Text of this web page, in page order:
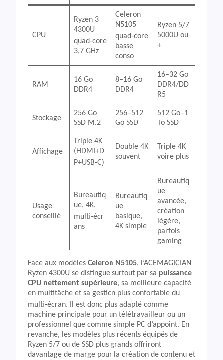
CPU
Ryzen 3
4300U
quad‑core
3,7 GHz
Celeron
N5105
quad‑core
basse
conso
Ryzen 5/7
5000U ou
+
RAM
16 Go
DDR4
8–16 Go
DDR4
16–32 Go
DDR4/DD
R5
Stockage
256 Go
SSD M.2
256–512
Go SSD
512 Go–1
To SSD
Affichage
Triple 4K
(HDMI+D
P+USB‑C)
Double 4K
souvent
Triple 4K
voire plus
Usage
conseillé
Bureautiq
ue, 4K,
multi‑écr
ans
Bureautiq
ue
basique,
4K simple
Bureautiq
ue
avancée,
création
légère,
parfois
gaming
Face aux modèles Celeron N5105, l’ACEMAGICIAN
Ryzen 4300U se distingue surtout par sa puissance
CPU nettement supérieure, sa meilleure capacité
en multitâche et sa gestion plus confortable du
multi‑écran. Il est donc plus adapté comme
machine principale pour un télétravailleur ou un
professionnel que comme simple PC d’appoint. En
revanche, les modèles plus récents équipés de
Ryzen 5/7 ou de SSD plus grands offriront
davantage de marge pour la création de contenu et